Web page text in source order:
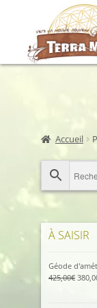
Aller
à
la
Aller
au
contenu
Accueil
À SAISIR
Géode
425,00€ Le